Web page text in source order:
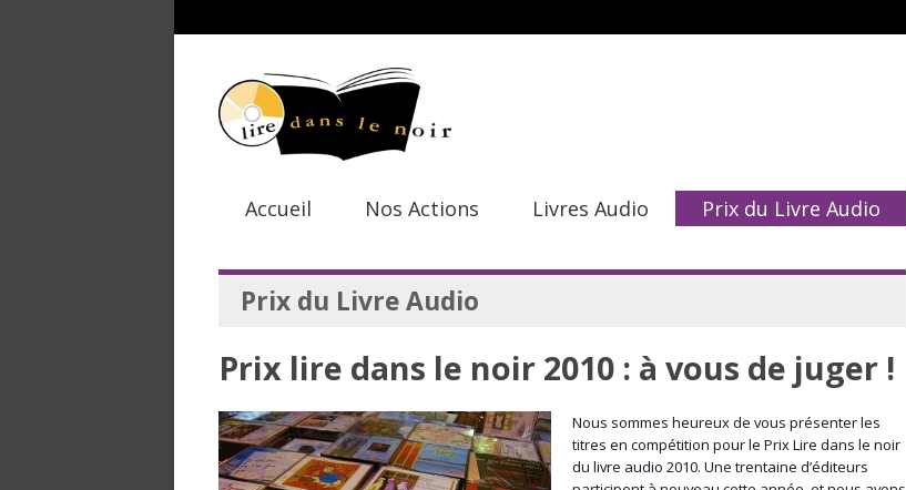
Accueil Nos Actions Livres Audio Prix du Livre Audio
Prix du Livre Audio
Prix lire dans le noir 2010 : à vous de juger !
Nous sommes heureux de vous présenter les
titres en compétition pour le Prix Lire dans le noir
du livre audio 2010. Une trentaine d’éditeurs